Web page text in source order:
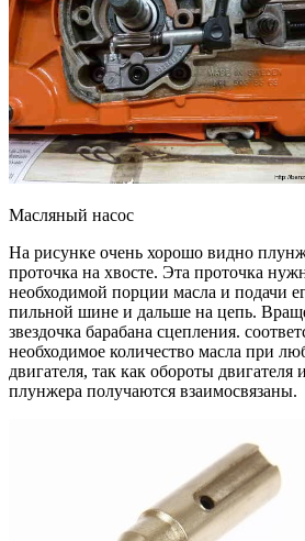
Масляный насос
На рисунке очень хорошо видно
проточка на хвосте. Эта проточка
необходимой порции масла и подачи
пильной шине и дальше на цепь.
звездочка барабана сцепления.
необходимое количество масла при
двигателя, так как обороты двигателя
плунжера получаются взаимосвязаны.